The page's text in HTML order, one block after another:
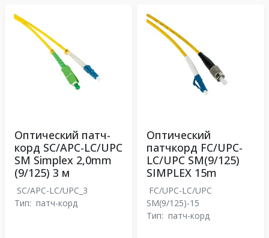
Оптический патч-
корд SC/APC-LC/UPC
SM Simplex 2,0mm
(9/125) 3 м
SC/APC-LC/UPC_3
Тип: патч-корд
Оптический
патчкорд FC/UPC-
LC/UPC SM(9/125)
SIMPLEX 15m
FC/UPC-LC/UPC
SM(9/125)-15
Тип: патч-корд